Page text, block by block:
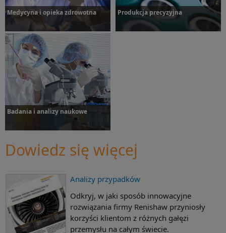
Medycyna i opieka zdrowotna
Dowiedz się więcej
Produkcja precyzyjna
Badania i analizy naukowe
Dowiedz się więcej
Dowiedz się więcej
Analizy przypadków
Odkryj, w jaki sposób innowacyjne
rozwiązania firmy Renishaw przyniosły
korzyści klientom z różnych gałęzi
przemysłu na całym świecie.